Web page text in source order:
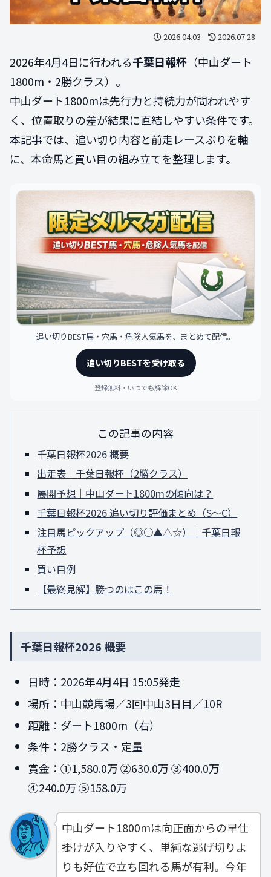
2026.04.03 2026.07.28
2026年4月4日に行われる千葉日報杯 （中山ダート
1800m・2勝クラス）。
中山ダート1800mは先行力と持続力が問われやす
く、位置取りの差が結果に直結しやすい条件です。
本記事では、追い切り内容と前走レースぶりを軸
に、本命馬と買い目の組み立てを整理します。
追い切りBEST馬・穴馬・危険人気馬を、まとめて配信。
追い切りBESTを受け取る
登録無料・いつでも解除OK
この記事の内容
千葉日報杯2026 概要
出走表｜千葉日報杯（2勝クラス）
展開予想｜中山ダート1800mの傾向は？
千葉日報杯2026 追い切り評価まとめ（S〜C）
注目馬ピックアップ（◎○▲△☆）｜千葉日報
杯予想
買い目例
【最終見解】勝つのはこの馬！
千葉日報杯2026 概要
日時：2026年4月4日 15:05発走
場所：中山競馬場／3回中山3日目／10R
距離：ダート1800m（右）
条件：2勝クラス・定量
賞金：①1,580.0万 ②630.0万 ③400.0万
④240.0万 ⑤158.0万
中山ダート1800mは向正面からの早仕
掛けが入りやすく、単純な逃げ切りよ
りも好位で立ち回れる馬が有利。今年